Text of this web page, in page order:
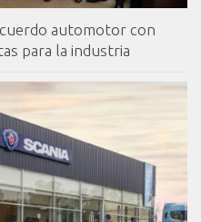
automotor con
para la industria